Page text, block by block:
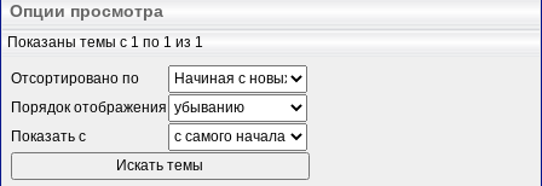
Опции просмотра
Показаны темы с 1 по 1 из 1
Отсортировано по
Порядок отображения
Показать с